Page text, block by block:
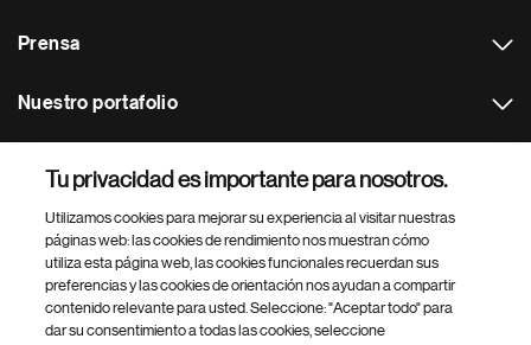
Prensa
Nuestro portafolio
Footer Site Search
Tu privacidad es importante para nosotros.
Utilizamos cookies para mejorar su experiencia al visitar nuestras
páginas web: las cookies de rendimiento nos muestran cómo
utiliza esta página web, las cookies funcionales recuerdan sus
preferencias y las cookies de orientación nos ayudan a compartir
contenido relevante para usted. Seleccione: "Aceptar todo" para
dar su consentimiento a todas las cookies, seleccione